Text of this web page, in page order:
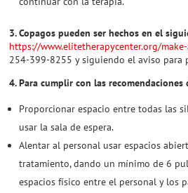
3. Copagos pueden ser hechos en el
https://www.elitetherapycenter.org/
254-399-8255 y siguiendo el aviso para
4. Para cumplir con las
Proporcionar espacio entre todas las
usar la sala de espera.
Alentar al personal usar espacios
tratamiento, dando un mínimo de 6
espacios físico entre el personal y los